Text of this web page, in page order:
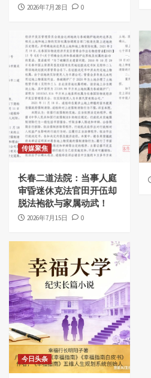
2026年7月28日 0
传媒聚焦
长春二道法院：当事人庭
审昏迷休克法官田开伍却
脱法袍欲与家属动武！
2026年7月15日 0
今日头条